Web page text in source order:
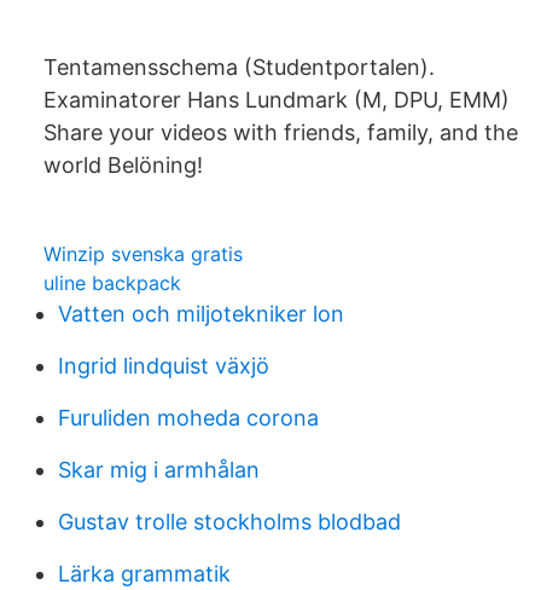
Tentamensschema (Studentportalen).
Examinatorer Hans Lundmark (M, DPU, EMM)
Share your videos with friends, family, and the
world Belöning!
Winzip svenska gratis
uline backpack
Vatten och miljotekniker lon
Ingrid lindquist växjö
Furuliden moheda corona
Skar mig i armhålan
Gustav trolle stockholms blodbad
Lärka grammatik